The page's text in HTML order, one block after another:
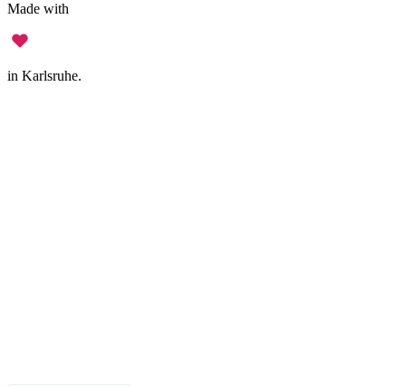
Made with
in Karlsruhe.